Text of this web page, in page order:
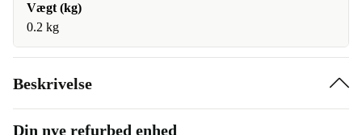
Vægt (kg)
0.2 kg
Beskrivelse
Din nye refurbed enhed